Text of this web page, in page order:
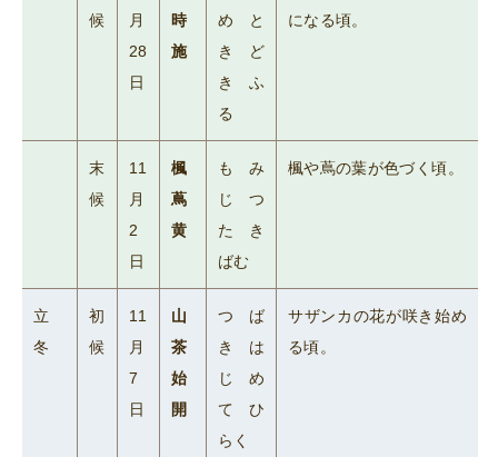
候
月
28
日
時
施
めと
きど
きふ
る
になる頃。
末
候
11
月
2
日
楓
蔦
黄
もみ
じつ
たき
ばむ
楓や蔦の葉が色づく頃。
立
冬
初
候
11
月
7
日
山
茶
始
開
つば
きは
じめ
てひ
らく
サザンカの花が咲き始め
る頃。